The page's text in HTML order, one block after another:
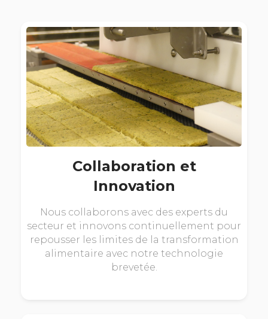
Collaboration et
Innovation
Nous collaborons avec des experts du
secteur et innovons continuellement pour
repousser les limites de la transformation
alimentaire avec notre technologie
brevetée.